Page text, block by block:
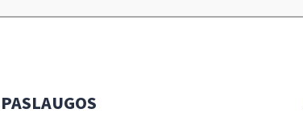
PASLAUGOS